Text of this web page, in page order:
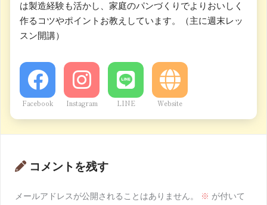
は製造経験も活かし、家庭のパンづくりでよりおいしく
作るコツやポイントお教えしています。（主に週末レッ
スン開講）
Facebook Instagram LINE Website
コメントを残す
メールアドレスが公開されることはありません。 ※ が付いて